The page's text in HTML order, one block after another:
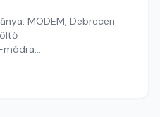
MODEM, Debrecen
módra
András